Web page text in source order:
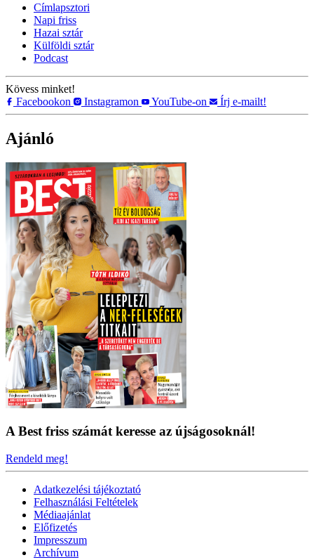
Címlapsztori
Napi friss
Hazai sztár
Külföldi sztár
Podcast
Kövess minket!
Facebookon
Instagramon YouTube-on Írj e-mailt!
Ajánló
A Best friss számát keresse az újságosoknál!
Rendeld meg!
Adatkezelési tájékoztató
Felhasználási Feltételek
Médiaajánlat
Előfizetés
Impresszum
Archívum